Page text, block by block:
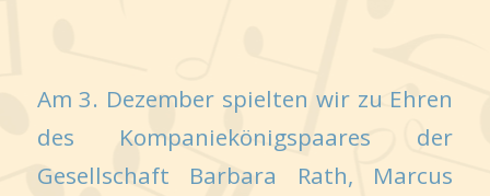
Am 3. Dezember spielten wir zu Ehren
des Kompaniekönigspaares der
Gesellschaft Barbara Rath, Marcus